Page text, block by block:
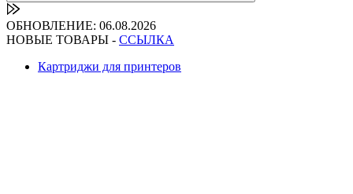
ОБНОВЛЕНИЕ: 06.08.2026
НОВЫЕ ТОВАРЫ - ССЫЛКА
Картриджи для принтеров